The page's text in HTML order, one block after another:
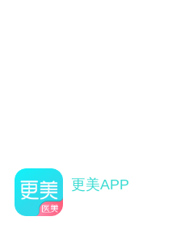
更美APP